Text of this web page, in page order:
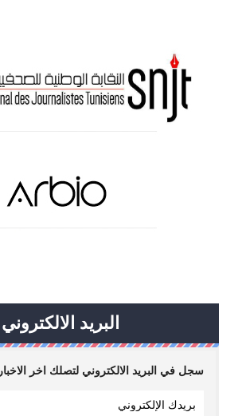
البريد الالكتروني
سجل في البريد الالكتروني لتصلك اخر الاخبار